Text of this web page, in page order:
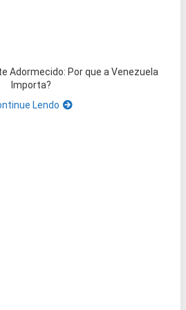
Adormecido: Por que a Venezuela
Importa?
Lendo